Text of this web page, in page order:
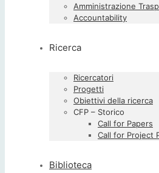
Amministrazione
Accountability
Ricerca
Ricercatori
Progetti
Obiettivi della ricerca
CFP – Storico
Call for Papers
Call for Project
Biblioteca